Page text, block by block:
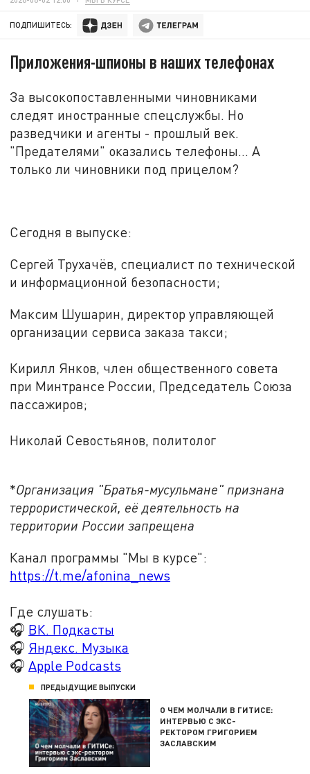
ПОДПИШИТЕСЬ:
Приложения-шпионы в наших телефонах
За высокопоставленными чиновниками
следят иностранные спецслужбы. Но
разведчики и агенты - прошлый век.
"Предателями" оказались телефоны... А
только ли чиновники под прицелом?
Сегодня в выпуске:
Сергей Трухачёв, специалист по технической
и информационной безопасности;
Максим Шушарин, директор управляющей
организации сервиса заказа такси;
Кирилл Янков, член общественного совета
при Минтрансе России, Председатель Союза
пассажиров;
Николай Севостьянов, политолог
*Организация "Братья-мусульмане" признана
террористической, её деятельность на
территории России запрещена
Канал программы "Мы в курсе":
https://t.me/afonina_news
Где слушать:
🎧 ВК. Подкасты
🎧 Яндекс. Музыка
🎧Apple Podcasts
ПРЕДЫДУЩИЕ ВЫПУСКИ
О ЧЕМ МОЛЧАЛИ В ГИТИСЕ:
ИНТЕРВЬЮ С ЭКС-
РЕКТОРОМ ГРИГОРИЕМ
ЗАСЛАВСКИМ